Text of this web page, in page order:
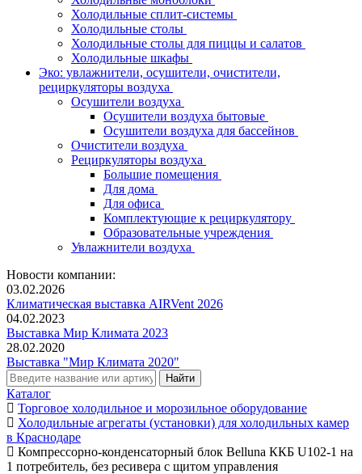
Холодильные сплит-системы
Холодильные столы
Холодильные столы для пиццы и салатов
Холодильные шкафы
Эко: увлажнители, осушители, очистители,
рециркуляторы воздуха
Осушители воздуха
Осушители воздуха бытовые
Осушители воздуха для бассейнов
Очистители воздуха
Рециркуляторы воздуха
Большие помещения
Для дома
Для офиса
Комплектующие к рециркулятору
Образовательные учреждения
Увлажнители воздуха
Новости компании:
03.02.2026
Климатическая выставка AIRVent 2026
04.02.2023
Выставка Мир Климата 2023
28.02.2020
Выставка "Мир Климата 2020"
Каталог
Торговое холодильное и морозильное оборудование
Холодильные агрегаты (установки) для холодильных камер
в Краснодаре
Компрессорно-конденсаторный блок Belluna ККБ U102-1 на
1 потребитель, без ресивера с щитом управления